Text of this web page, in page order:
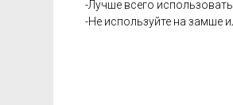
-Лучше всего
-Не используйте на замше